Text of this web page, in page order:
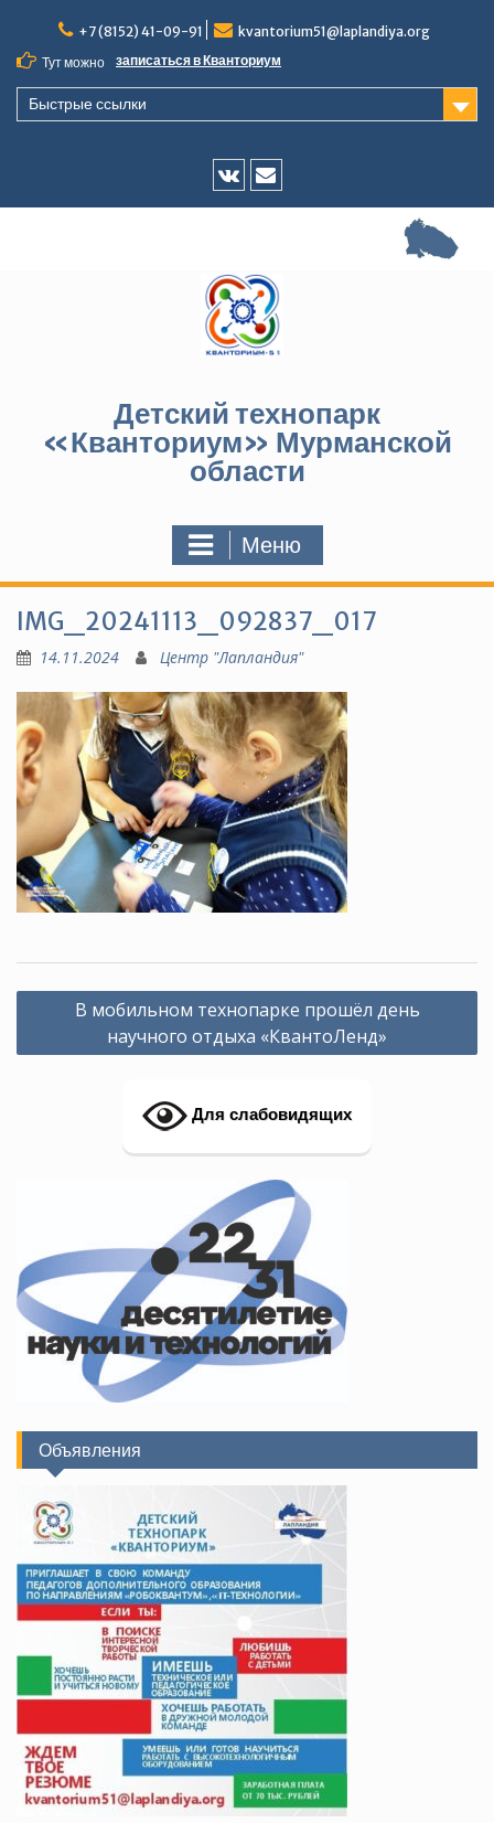
содержимому
+7 (8152) 41-09-91
kvantorium51@laplandiya.org
Тут можно
записаться в Кванториум
Быстрые ссылки
Vk
E-
Детский технопарк
«Кванториум» Мурманской
области
Меню
IMG_20241113_092837_017
14.11.2024 Центр "Лапландия"
Навигация
записям
В мобильном технопарке прошёл день
научного отдыха «КвантоЛенд»
Для слабовидящих
Объявления